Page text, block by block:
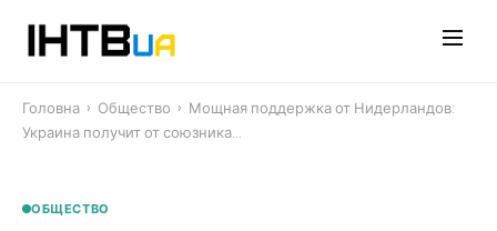
Головна › Общество › Мощная поддержка от Нидерландов:
Украина получит от союзника…
ОБЩЕСТВО